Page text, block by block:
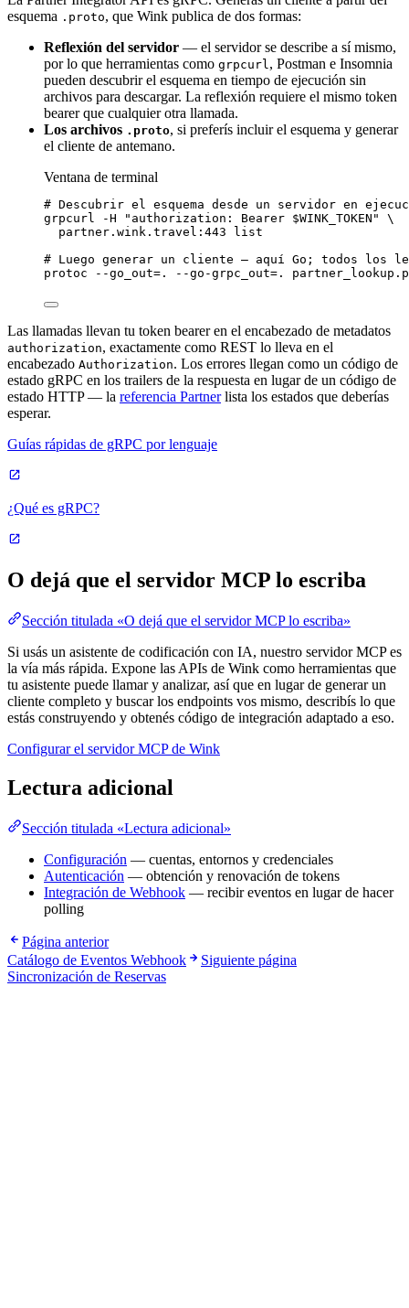
esquema .proto, que Wink publica de dos formas:
Reflexión del servidor — el servidor se describe a sí mismo,
por lo que herramientas como grpcurl, Postman e Insomnia
pueden descubrir el esquema en tiempo de ejecución sin
archivos para descargar. La reflexión requiere el mismo token
bearer que cualquier otra llamada.
Los archivos .proto, si preferís incluir el esquema y generar
el cliente de antemano.
Ventana de terminal
# Descubrir el esquema desde un servidor en
grpcurl
-H " authorization: Bearer $WINK_TOKEN "
\
partner.wink.travel:443
list
# Luego generar un cliente — aquí Go; todos los
protoc
--go_out=. --go-grpc_out=.
Las llamadas llevan tu token bearer en el encabezado de metadatos
authorization, exactamente como REST lo lleva en el
encabezado Authorization. Los errores llegan como un código de
estado gRPC en los trailers de la respuesta en lugar de un código de
estado HTTP — la referencia Partnerlista los estados que deberías
esperar.
Guías rápidas de gRPC por lenguaje
¿Qué es gRPC?
O dejá que el servidor MCP lo escriba
Sección titulada «O dejá que el servidor MCP lo escriba»
Si usás un asistente de codificación con IA, nuestro servidor MCP es
la vía más rápida. Expone las APIs de Wink como herramientas que
tu asistente puede llamar y analizar, así que en lugar de generar un
cliente completo y buscar los endpoints vos mismo, describís lo que
estás construyendo y obtenés código de integración adaptado a eso.
Configurar el servidor MCP de Wink
Lectura adicional
Sección titulada «Lectura adicional»
Configuración — cuentas, entornos y credenciales
Autenticación — obtención y renovación de tokens
Integración de Webhook — recibir eventos en lugar de hacer
polling
Página anterior
Catálogo de Eventos Webhook
Siguiente página
Sincronización de Reservas